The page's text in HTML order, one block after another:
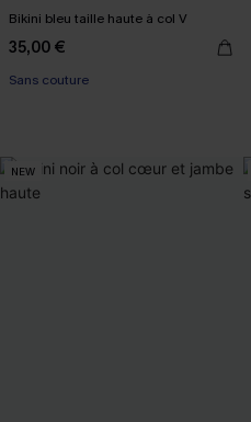
Bikini bleu taille haute à col V
35,00 €
Sans couture
NEW